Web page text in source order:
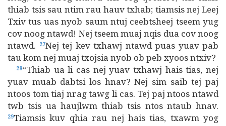
thiab tsis sau ntim rau hauv txhab; tiamsis nej Leej
Txiv tus uas nyob saum ntuj ceebtsheej tseem yug
cov noog ntawd! Nej tseem muaj nqis dua cov noog
ntawd.
27Nej tej kev txhawj ntawd puas yuav pab
tau kom nej muaj txojsia nyob ob peb xyoos ntxiv?
28“Thiab ua li cas nej yuav txhawj hais tias, nej
yuav muab dabtsi los hnav? Nej sim saib tej paj
ntoos tom tiaj nrag tawg li cas. Tej paj ntoos ntawd
twb tsis ua haujlwm thiab tsis ntos ntaub hnav.
29Tiamsis kuv qhia rau nej hais tias, txawm yog